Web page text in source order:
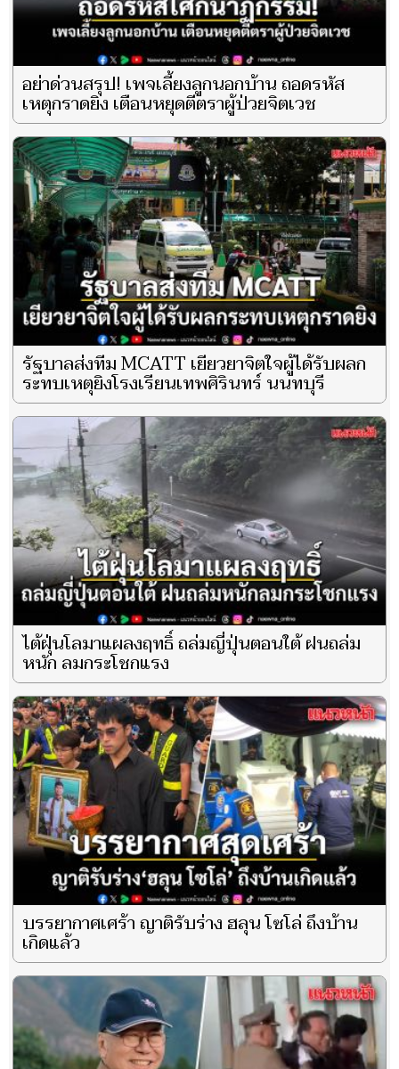
อย่าด่วนสรุป! เพจเลี้ยงลูกนอกบ้าน ถอดรหัส
เหตุกราดยิง เตือนหยุดตีตราผู้ป่วยจิตเวช
รัฐบาลส่งทีม MCATT เยียวยาจิตใจผู้ได้รับผลก
ระทบเหตุยิงโรงเรียนเทพศิรินทร์ นนทบุรี
ไต้ฝุ่นโลมาแผลงฤทธิ์ ถล่มญี่ปุ่นตอนใต้ ฝนถล่ม
หนัก ลมกระโชกแรง
บรรยากาศเศร้า ญาติรับร่าง ฮลุน โซโล่ ถึงบ้าน
เกิดแล้ว